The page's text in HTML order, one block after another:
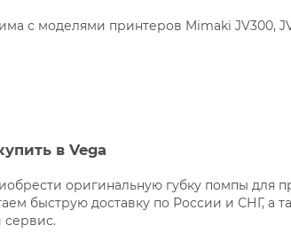
с моделями принтеров Mimaki JV300,
в Vega
оригинальную губку помпы для
быструю доставку по России и СНГ, а